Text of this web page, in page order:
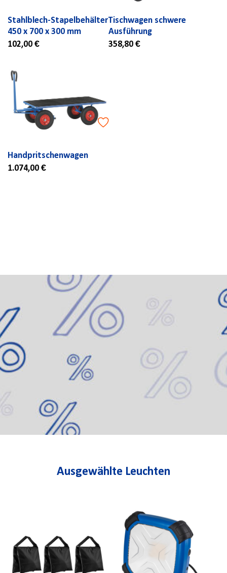
Stahlblech-Stapelbehälter
450 x 700 x 300 mm
102,00 €
Tischwagen schwere
Ausführung
358,80 €
Handpritschenwagen
1.074,00 €
Ausgewählte Leuchten